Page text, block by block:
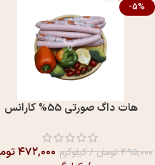
-5%
هات داگ صورتی 55% کارانس
۴۹۵,۰۰۰تومان/ کیلوگرم ۴۷۲,۰۰۰